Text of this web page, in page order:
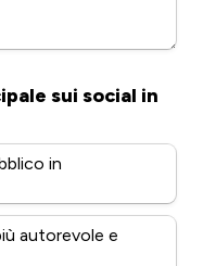
sui social in
in
autorevole e